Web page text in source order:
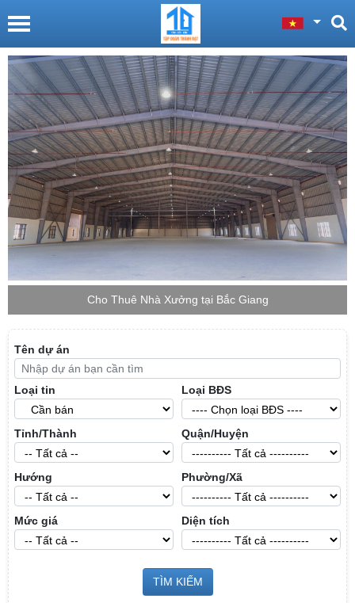
Cho Thuê Nhà Xưởng tại Bắc Giang
Tên dự án
Loại tin Loại BĐS
Tỉnh/Thành Quận/Huyện
Hướng Phường/Xã
Mức giá Diện tích
TÌM KIẾM